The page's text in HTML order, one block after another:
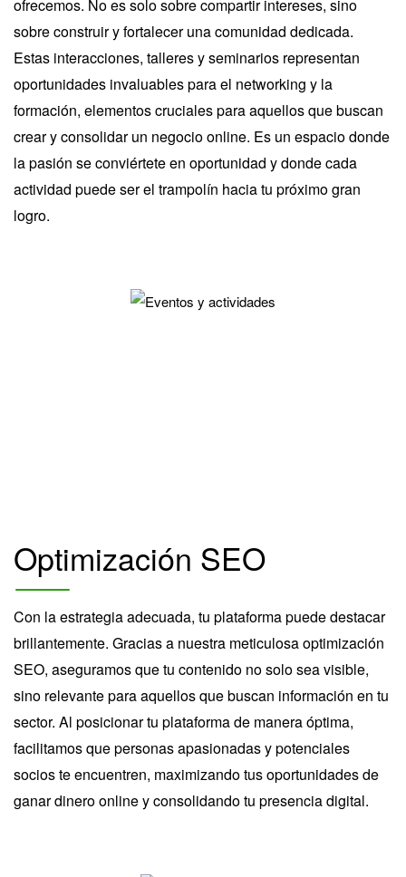
ofrecemos. No es solo sobre compartir intereses, sino
sobre construir y fortalecer una comunidad dedicada.
Estas interacciones, talleres y seminarios representan
oportunidades invaluables para el networking y la
formación, elementos cruciales para aquellos que buscan
crear y consolidar un negocio online. Es un espacio donde
la pasión se conviértete en oportunidad y donde cada
actividad puede ser el trampolín hacia tu próximo gran
logro.
Optimización SEO
Con la estrategia adecuada, tu plataforma puede destacar
brillantemente. Gracias a nuestra meticulosa optimización
SEO, aseguramos que tu contenido no solo sea visible,
sino relevante para aquellos que buscan información en tu
sector. Al posicionar tu plataforma de manera óptima,
facilitamos que personas apasionadas y potenciales
socios te encuentren, maximizando tus oportunidades de
ganar dinero online y consolidando tu presencia digital.